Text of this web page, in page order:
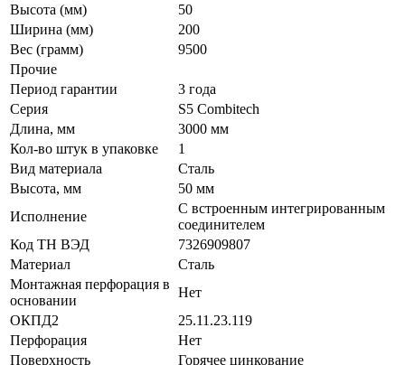
Высота (мм)
50
Ширина (мм)
200
Вес (грамм)
9500
Прочие
Период гарантии
3 года
Серия
S5 Combitech
Длина, мм
3000 мм
Кол-во штук в упаковке
1
Вид материала
Сталь
Высота, мм
50 мм
Исполнение
С встроенным интегрированным
соединителем
Код ТН ВЭД
7326909807
Материал
Сталь
Монтажная перфорация в
основании
Нет
ОКПД2
25.11.23.119
Перфорация
Нет
Поверхность
Горячее цинкование